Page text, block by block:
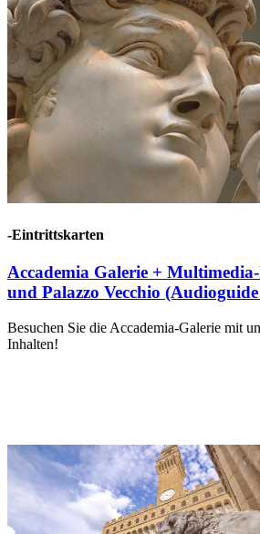
-Eintrittskarten
Accademia Galerie +
und Palazzo Vecchio
Besuchen Sie die Accademia-Galerie mit
Inhalten!